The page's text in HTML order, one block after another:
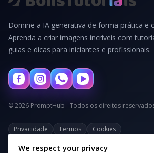
Domine a IA generativa de forma prática e
Aprenda a criar imagens incríveis com
guias e dicas para iniciantes e profissionais.
© 2026 PromptHub - Todos os direitos
Privacidade Termos Cookies
We respect your privacy